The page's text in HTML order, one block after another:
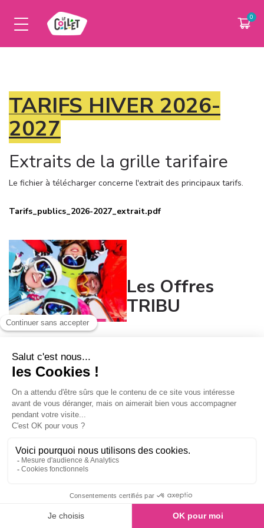
TARIFS HIVER 2026-
2027
Extraits de la grille tarifaire
Le fichier à télécharger concerne l'extrait des principaux tarifs.
Tarifs_publics_2026-2027_extrait.pdf
Les Offres
TRIBU
Attention ces offres débutent à
l'issue de la période des
préventes, car elles ne se
cumulent pas avec les préventes !
Le ski c'est bien, en famille ou entre ami(e)s
c'est mieux !
Vous skiez en famille ou avec des amis ? Vous êtes 4 personnes
ou plus à venir à la journée ou en vacances au Collet ? Au
LA STATION
ESPACE PRO
CSE & ASSO